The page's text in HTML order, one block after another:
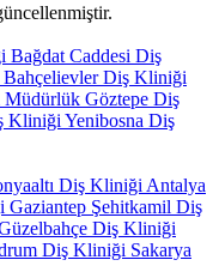
Bağdat Caddesi Diş
Bahçelievler Diş Kliniği
Müdürlük Göztepe Diş
Kliniği Yenibosna Diş
Diş Kliniği Antalya
Gaziantep Şehitkamil Diş
Diş Kliniği
Diş Kliniği Sakarya